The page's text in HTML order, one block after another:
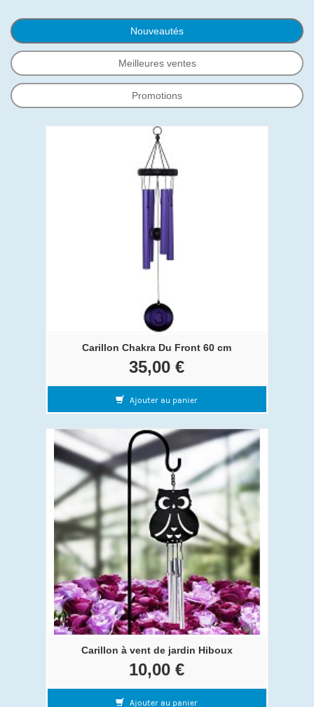
Nouveautés
Meilleures ventes
Promotions
Carillon Chakra Du Front 60 cm
35,00 €
Ajouter au panier
Carillon à vent de jardin Hiboux
10,00 €
Ajouter au panier